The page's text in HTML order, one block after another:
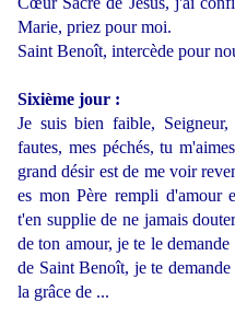
Marie, priez pour moi.
Saint Benoît, intercède pour
Sixième jour :
Je suis bien faible,
fautes, mes péchés, tu
grand désir est de me voir
es mon Père rempli d'amour
t'en supplie de ne jamais
de ton amour, je te le
de Saint Benoît, je te
la grâce de ...